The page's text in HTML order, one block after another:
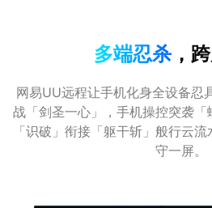
多端忍杀 ，
网易UU远程让手机化身全设备忍
战「剑圣一心」，手机操控突袭
「识破」衔接「躯干斩」般行云
守一屏。